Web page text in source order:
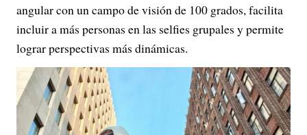
angular con un campo de visión de 100 grados, facilita
incluir a más personas en las selfies grupales y permite
lograr perspectivas más dinámicas.